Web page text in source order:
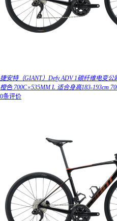
捷安特（GIANT）Defy ADV 1碳纤维电变
橙色 700C×535MM L 适合身高183-193cm
0条评价